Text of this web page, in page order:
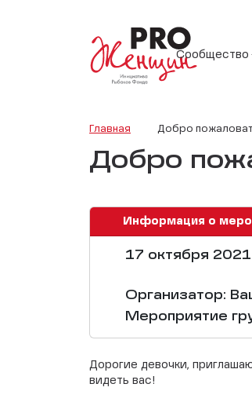
Сообщество
Главная Добро
Добро
Информация о
17 октября 2021
Организатор:
Мероприятие
Дорогие девочки,
видеть вас!